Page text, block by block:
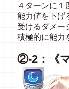
４ターンに
能力値を下げ
受けるダメー
積極的に能力
②-2：《